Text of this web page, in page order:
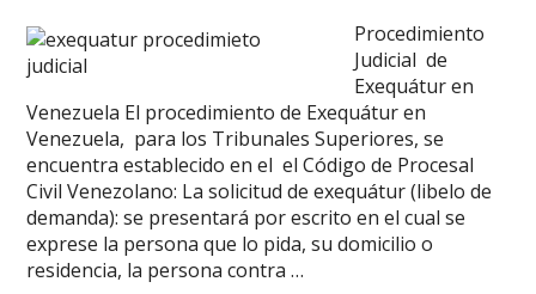
Procedimiento
Judicial de
Exequátur en
Venezuela El procedimiento de Exequátur en
Venezuela, para los Tribunales Superiores, se
encuentra establecido en el el Código de Procesal
Civil Venezolano: La solicitud de exequátur (libelo de
demanda): se presentará por escrito en el cual se
exprese la persona que lo pida, su domicilio o
residencia, la persona contra …